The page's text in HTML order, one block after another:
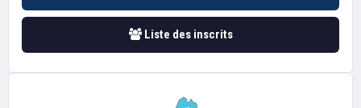
Liste des inscrits